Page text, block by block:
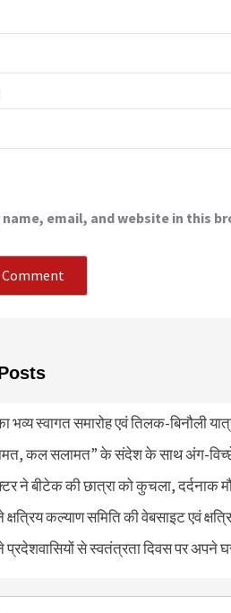
name, email, and website in this
भव्य स्वागत समारोह एवं तिलक-बिनौली
कल सलामत” के संदेश के साथ अंग-
ने बीटेक की छात्रा को कुचला, दर्दनाक
कल्याण समिति की वेबसाइट एवं
से स्वतंत्रता दिवस पर अपने